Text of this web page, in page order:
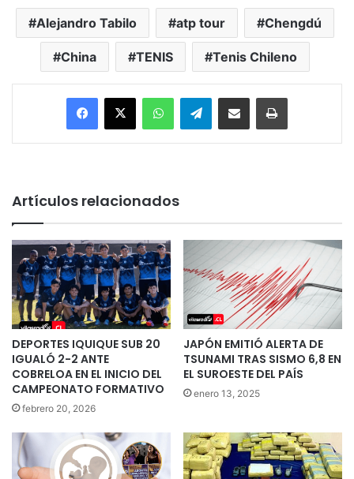
Alejandro Tabilo atp tour Chengdú
China TENIS Tenis Chileno
Facebook
X WhatsAppTelegramEnviar vía email Imprimir
Artículos relacionados
DEPORTES IQUIQUE SUB 20
IGUALÓ 2-2 ANTE
COBRELOA EN EL INICIO DEL
CAMPEONATO FORMATIVO
febrero 20, 2026
JAPÓN EMITIÓ ALERTA DE
TSUNAMI TRAS SISMO 6,8 EN
EL SUROESTE DEL PAÍS
enero 13, 2025